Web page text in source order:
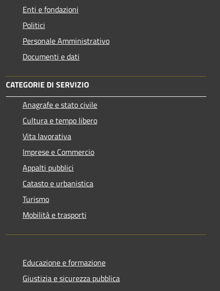
Enti e fondazioni
Politici
Personale Amministrativo
Documenti e dati
CATEGORIE DI SERVIZIO
Anagrafe e stato civile
Cultura e tempo libero
Vita lavorativa
Imprese e Commercio
Appalti pubblici
Catasto e urbanistica
Turismo
Mobilità e trasporti
Educazione e formazione
Giustizia e sicurezza pubblica